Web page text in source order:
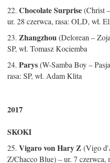
22. Chocolate Surprise(Christ
ur. 28 czerwca, rasa: OLD, wł.
23. Zhangzhou (Delorean –
SP, wł. Tomasz Kociemba
24. Parys(W-Samba Boy –
rasa: SP, wł. Adam Klita
2017
SKOKI
25. Vigaro von Hary Z (Vigo
Z/Chacco Blue) – ur. 7 czerwca,